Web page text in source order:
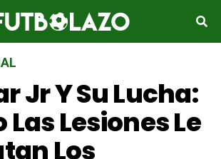
Jr Y Su Lucha:
Las Lesiones Le
Los